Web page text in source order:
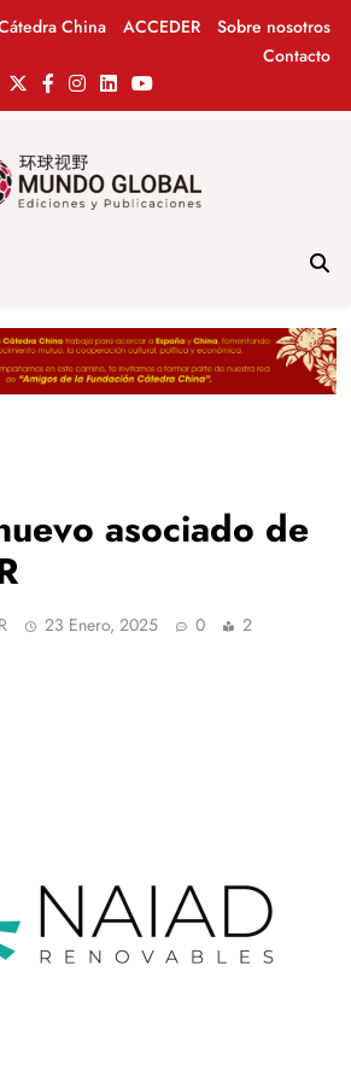
China ACCEDER
Sobre nosotros
Contacto
asociado de
23 Enero, 2025 0
2